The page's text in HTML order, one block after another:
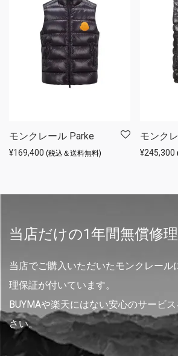
モンクレール Parke
¥169,400 (税込＆送料無料)
モンク
¥245,300
当店だけの1年間無償修
当店でご購入いただいたモンクレール
理保証が付いています。
BUYMAや楽天にはない安心のサービ
さい。